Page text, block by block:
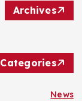
Archives
Categories
News